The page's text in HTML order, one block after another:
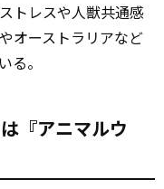
トレスや人獣共通感
オーストラリアなど
る。
『アニマルウ